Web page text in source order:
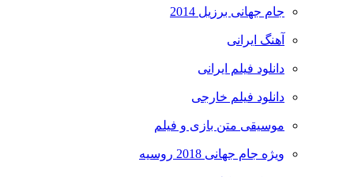
جام جهانی برزیل 2014
آهنگ ایرانی
دانلود فیلم ایرانی
دانلود فیلم خارجی
موسیقی متن بازی و فیلم
ویژه جام جهانی 2018 روسیه